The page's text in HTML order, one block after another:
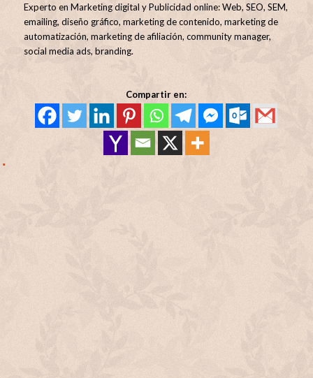
Experto en Marketing digital y Publicidad online: Web, SEO, SEM,
emailing, diseño gráfico, marketing de contenido, marketing de
automatización, marketing de afiliación, community manager,
social media ads, branding.
Compartir en: